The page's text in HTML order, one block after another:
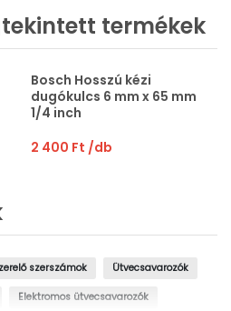
termékek
Bosch Hosszú kézi
dugókulcs 6 mm x 65 mm
1/4 inch
2 400 Ft /db
szerszámok Ütvecsavarozók
Elektromos ütvecsavarozók